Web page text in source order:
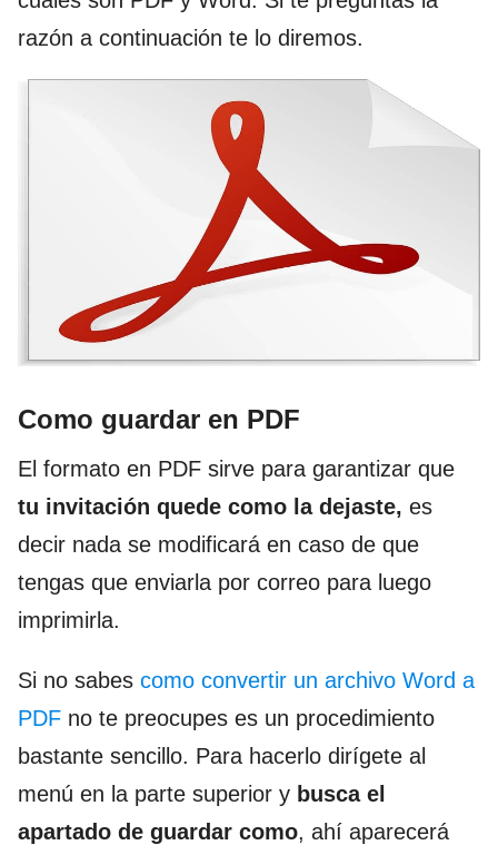
razón a continuación te lo diremos.
Como guardar en PDF
El formato en PDF sirve para garantizar que
tu invitación quede como la dejaste, es
decir nada se modificará en caso de que
tengas que enviarla por correo para luego
imprimirla.
Si no sabes como convertir un archivo Word a
PDF no te preocupes es un procedimiento
bastante sencillo. Para hacerlo dirígete al
menú en la parte superior y busca el
apartado de guardar como, ahí aparecerá